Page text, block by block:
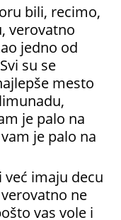
bili, recimo,
verovatno
jedno od
su se
mesto
je palo na
je palo na
imaju decu
ne
vas vole i